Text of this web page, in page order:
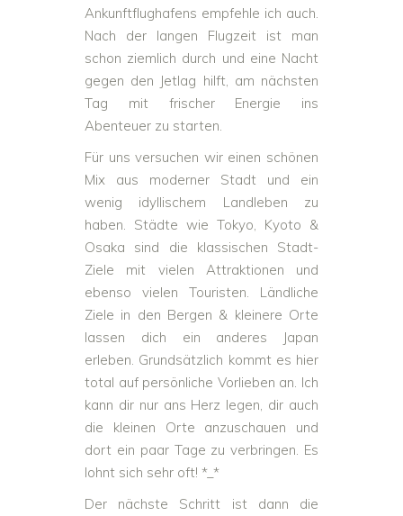
Ankunftflughafens empfehle ich auch.
Nach der langen Flugzeit ist man
schon ziemlich durch und eine Nacht
gegen den Jetlag hilft, am nächsten
Tag mit frischer Energie ins
Abenteuer zu starten.
Für uns versuchen wir einen schönen
Mix aus moderner Stadt und ein
wenig idyllischem Landleben zu
haben. Städte wie Tokyo, Kyoto &
Osaka sind die klassischen Stadt-
Ziele mit vielen Attraktionen und
ebenso vielen Touristen. Ländliche
Ziele in den Bergen & kleinere Orte
lassen dich ein anderes Japan
erleben. Grundsätzlich kommt es hier
total auf persönliche Vorlieben an. Ich
kann dir nur ans Herz legen, dir auch
die kleinen Orte anzuschauen und
dort ein paar Tage zu verbringen. Es
lohnt sich sehr oft! *_*
Der nächste Schritt ist dann die